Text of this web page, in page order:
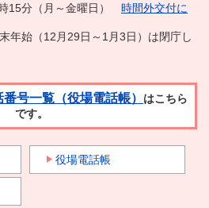
15分（月～金曜日） 時間外交付に
年始（12月29日～1月3日）は閉庁し
号一覧（役場電話帳） はこちら
です。
役場電話帳